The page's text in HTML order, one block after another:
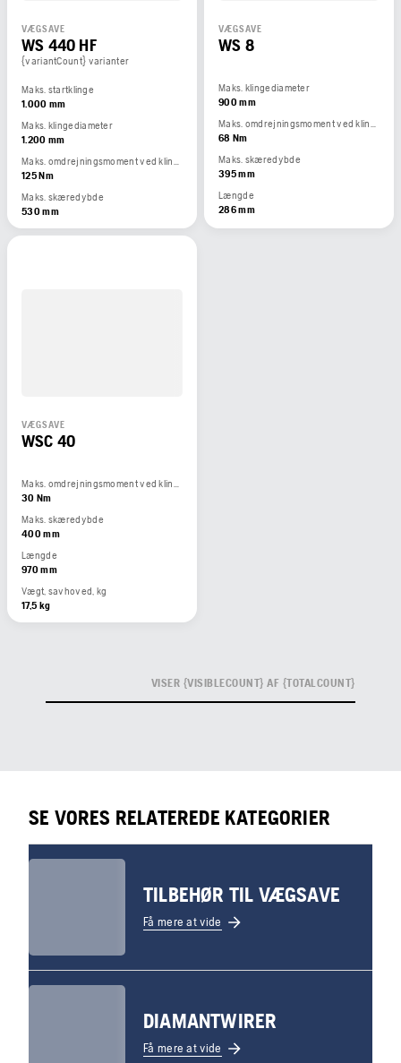
VÆGSAVE
WS 440 HF
{variantCount} varianter
Maks. startklinge
1.000 mm
Maks. klingediameter
1.200 mm
Maks. omdrejningsmoment ved klinge, Nm
125 Nm
Maks. skæredybde
530 mm
VÆGSAVE
WS 8
Maks. klingediameter
900 mm
Maks. omdrejningsmoment ved klinge, Nm
68 Nm
Maks. skæredybde
395 mm
Længde
286 mm
VÆGSAVE
WSC 40
Maks. omdrejningsmoment ved klinge, Nm
30 Nm
Maks. skæredybde
400 mm
Længde
970 mm
Vægt, savhoved, kg
17,5 kg
VISER {VISIBLECOUNT} AF {TOTALCOUNT}
SE VORES RELATEREDE KATEGORIER
TILBEHØR TIL VÆGSAVE
Få mere at vide
DIAMANTWIRER
Få mere at vide